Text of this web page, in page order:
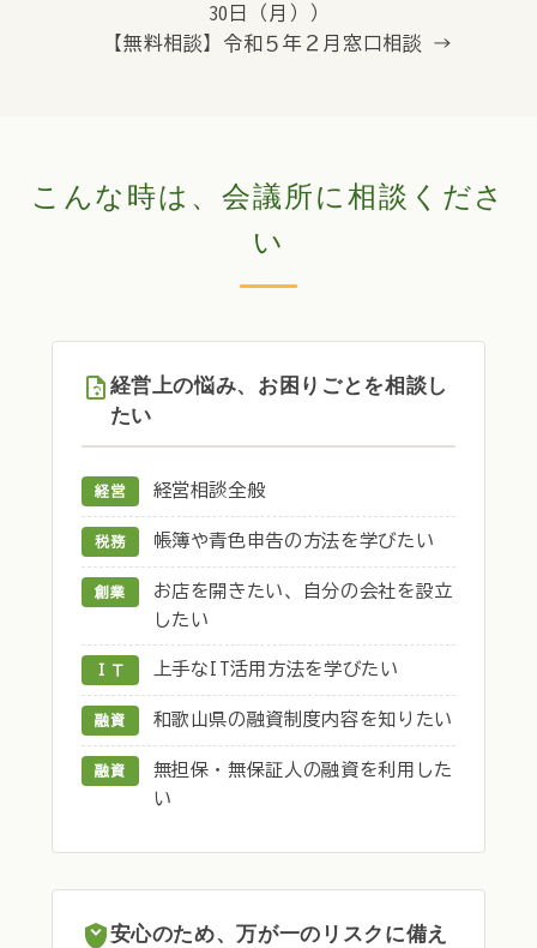
30日（月））
【無料相談】令和５年２月窓口相談 →
こんな時は、会議所に相談くださ
い
経営上の悩み、お困りごとを相談し
たい
経営 経営相談全般
税務 帳簿や青色申告の方法を学びたい
創業
お店を開きたい、自分の会社を設立
したい
ＩＴ 上手なIT活用方法を学びたい
融資 和歌山県の融資制度内容を知りたい
融資
無担保・無保証人の融資を利用した
い
安心のため、万が一のリスクに備え